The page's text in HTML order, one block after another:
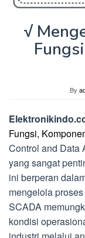
√
By
Fungsi,
Control and Data
yang sangat
ini berperan
mengelola
SCADA
kondisi